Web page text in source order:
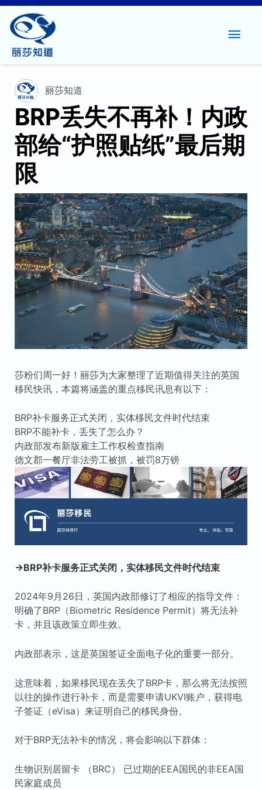
主
菜
丽莎知道
BRP丢失不再补！内政
部给“护照贴纸”最后期
限
莎粉们周一好！丽莎为大家整理了近期值得关注的英国
移民快讯，本篇将涵盖的重点移民讯息有以下：
BRP补卡服务正式关闭，实体移民文件时代结束
BRP不能补卡，丢失了怎么办？
内政部发布新版雇主工作权检查指南
德文郡一餐厅非法劳工被抓，被罚8万镑
→BRP补卡服务正式关闭，实体移民文件时代结束
2024年9月26日，英国内政部修订了相应的指导文件：
明确了BRP（Biometric Residence Permit）将无法补
卡，并且该政策立即生效。
内政部表示，这是英国签证全面电子化的重要一部分。
这意味着，如果移民现在丢失了BRP卡，那么将无法按照
以往的操作进行补卡，而是需要申请UKVI账户，获得电
子签证（eVisa）来证明自己的移民身份。
对于BRP无法补卡的情况，将会影响以下群体：
生物识别居留卡 （BRC） 已过期的EEA国民的非EEA国
民家庭成员